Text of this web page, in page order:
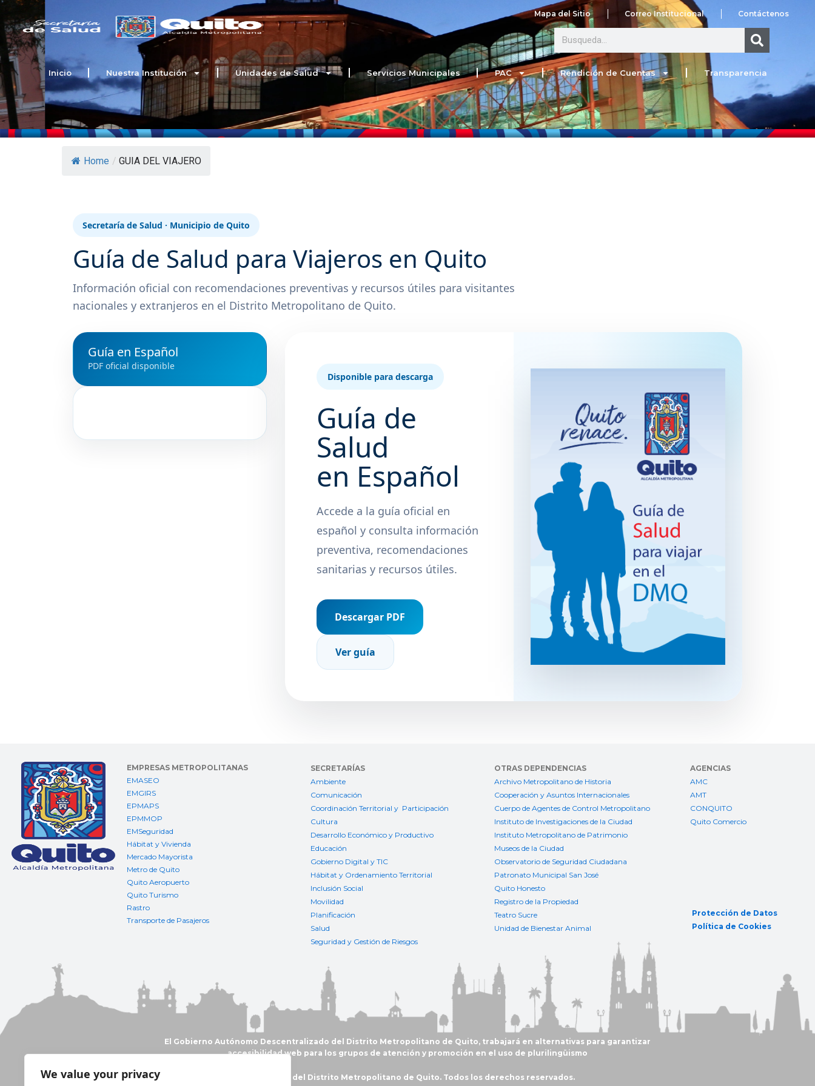
We value your privacy
al
contenido
Mapa del Sitio Correo Institucional Contáctenos
Search
Inicio Nuestra Institución Unidades de Salud Servicios Municipales PAC Rendición de Cuentas Transparencia
Home / GUIA DEL VIAJERO
Secretaría de Salud · Municipio de Quito
Guía de Salud para Viajeros en Quito
Información oficial con recomendaciones preventivas y recursos útiles para visitantes
nacionales y extranjeros en el Distrito Metropolitano de Quito.
Guía en Español
PDF oficial disponible
Disponible para descarga
Guía de
Salud
en Español
Accede a la guía oficial en
español y consulta información
preventiva, recomendaciones
sanitarias y recursos útiles.
Descargar PDF
Ver guía
EMPRESAS METROPOLITANAS
EMASEO
EMGIRS
EPMAPS
EPMMOP
EMSeguridad
Hábitat y Vivienda
Mercado Mayorista
Metro de Quito
Quito Aeropuerto
Quito Turismo
Rastro
Transporte de Pasajeros
SECRETARÍAS
Ambiente
Comunicación
Coordinación Territorial y Participación
Cultura
Desarrollo Económico y Productivo
Educación
Gobierno Digital y TIC
Hábitat y Ordenamiento Territorial
Inclusión Social
Movilidad
Planificación
Salud
Seguridad y Gestión de Riesgos
OTRAS DEPENDENCIAS
Archivo Metropolitano de Historia
Cooperación y Asuntos Internacionales
Cuerpo de Agentes de Control Metropolitano
Instituto de Investigaciones de la Ciudad
Instituto Metropolitano de Patrimonio
Museos de la Ciudad
Observatorio de Seguridad Ciudadana
Patronato Municipal San José
Quito Honesto
Registro de la Propiedad
Teatro Sucre
Unidad de Bienestar Animal
AGENCIAS
AMC
AMT
CONQUITO
Quito Comercio
Protección de Datos
Política de Cookies
El Gobierno Autónomo Descentralizado del Distrito Metropolitano de Quito, trabajará en alternativas para garantizar
accesibilidad web para los grupos de atención y promoción en el uso de plurilingüismo
© Municipio del Distrito Metropolitano de Quito. Todos los derechos reservados.